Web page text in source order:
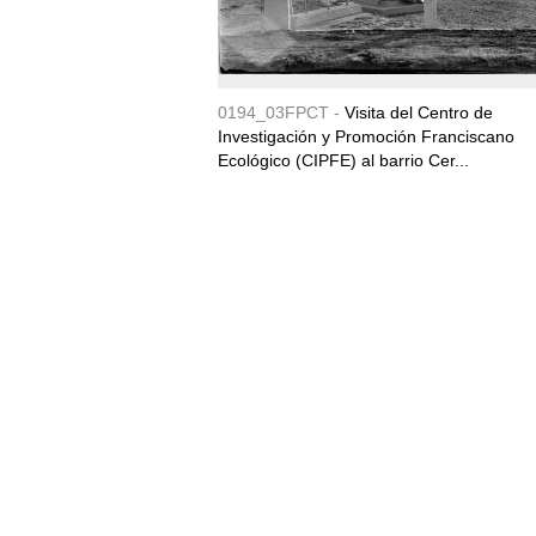
0194_03FPCT - Visita del Centro de
Investigación y Promoción Franciscano
Ecológico (CIPFE) al barrio Cer...